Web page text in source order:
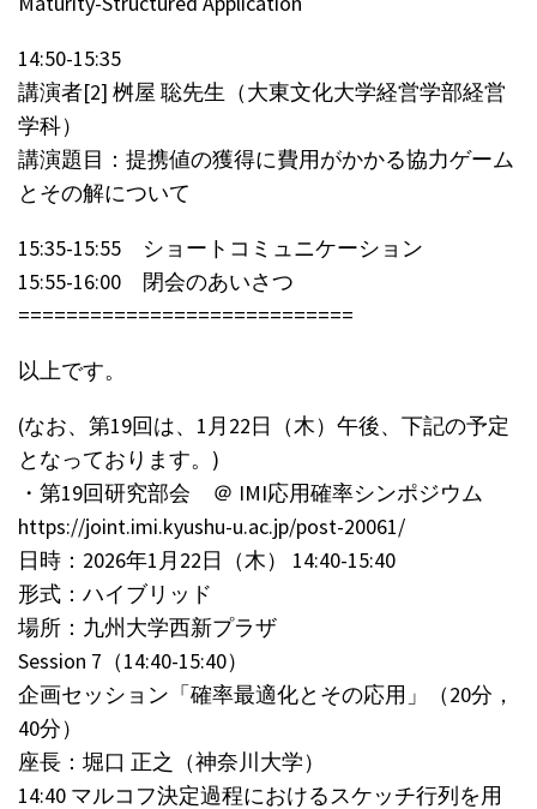
14:50-15:35
講演者[2] 桝屋 聡先生（大東文化大学経営学部経営
学科）
講演題目：提携値の獲得に費用がかかる協力ゲーム
とその解について
15:35-15:55 ショートコミュニケーション
15:55-16:00 閉会のあいさつ
============================
以上です。
(なお、第19回は、1月22日（木）午後、下記の予定
となっております。)
・第19回研究部会 ＠ IMI応用確率シンポジウム
https://joint.imi.kyushu-u.ac.jp/post-20061/
日時：2026年1月22日（木） 14:40-15:40
形式：ハイブリッド
場所：九州大学西新プラザ
Session 7（14:40-15:40）
企画セッション「確率最適化とその応用」（20分，
40分）
座長：堀口 正之（神奈川大学）
14:40 マルコフ決定過程におけるスケッチ行列を用